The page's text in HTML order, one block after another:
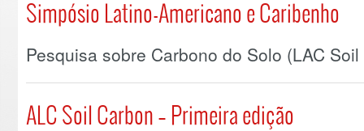
Simpósio Latino-Americano e Caribenho
Pesquisa sobre Carbono do Solo (LAC
ALC Soil Carbon – Primeira edição